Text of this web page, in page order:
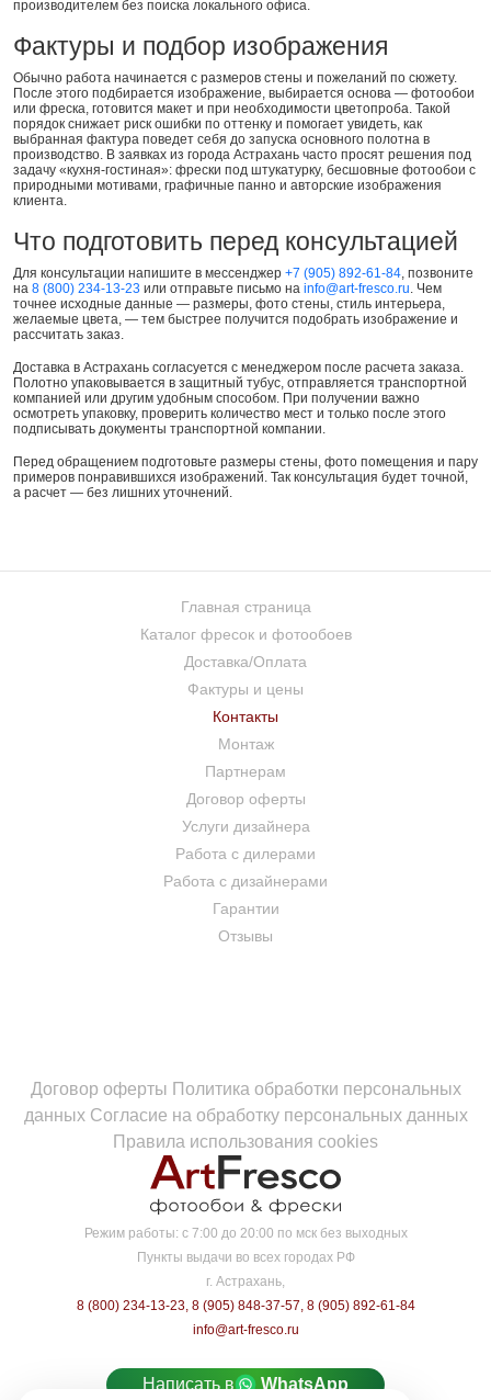
производителем без поиска локального офиса.
Фактуры и подбор изображения
Обычно работа начинается с размеров стены и пожеланий по сюжету.
После этого подбирается изображение, выбирается основа — фотообои
или фреска, готовится макет и при необходимости цветопроба. Такой
порядок снижает риск ошибки по оттенку и помогает увидеть, как
выбранная фактура поведет себя до запуска основного полотна в
производство. В заявках из города Астрахань часто просят решения под
задачу «кухня-гостиная»: фрески под штукатурку, бесшовные фотообои с
природными мотивами, графичные панно и авторские изображения
клиента.
Что подготовить перед консультацией
Для консультации напишите в мессенджер +7 (905) 892-61-84, позвоните
на 8 (800) 234-13-23 или отправьте письмо на info@art-fresco.ru. Чем
точнее исходные данные — размеры, фото стены, стиль интерьера,
желаемые цвета, — тем быстрее получится подобрать изображение и
рассчитать заказ.
Доставка в Астрахань согласуется с менеджером после расчета заказа.
Полотно упаковывается в защитный тубус, отправляется транспортной
компанией или другим удобным способом. При получении важно
осмотреть упаковку, проверить количество мест и только после этого
подписывать документы транспортной компании.
Перед обращением подготовьте размеры стены, фото помещения и пару
примеров понравившихся изображений. Так консультация будет точной,
а расчет — без лишних уточнений.
Главная страница
Каталог фресок и фотообоев
Доставка/Оплата
Фактуры и цены
Контакты
Монтаж
Партнерам
Договор оферты
Услуги дизайнера
Работа с дилерами
Работа с дизайнерами
Гарантии
Отзывы
Договор оферты Политика обработки персональных
данных Согласие на обработку персональных данных
Правила использования cookies
Режим работы: с 7:00 до 20:00 по мск без выходных
Пункты выдачи во всех городах РФ
г. Астрахань,
8 (800) 234-13-23, 8 (905) 848-37-57, 8 (905) 892-61-84
info@art-fresco.ru
Написать в WhatsApp